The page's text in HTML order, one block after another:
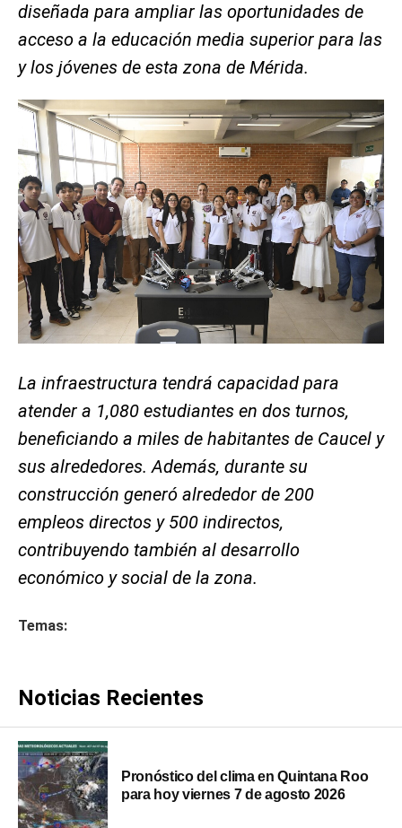
diseñada para ampliar las oportunidades de
acceso a la educación media superior para las
y los jóvenes de esta zona de Mérida.
La infraestructura tendrá capacidad para
atender a 1,080 estudiantes en dos turnos,
beneficiando a miles de habitantes de Caucel y
sus alrededores. Además, durante su
construcción generó alrededor de 200
empleos directos y 500 indirectos,
contribuyendo también al desarrollo
económico y social de la zona.
Temas:
Noticias Recientes
Pronóstico del clima en Quintana Roo
para hoy viernes 7 de agosto 2026